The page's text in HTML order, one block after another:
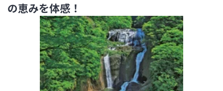
の恵みを体感！